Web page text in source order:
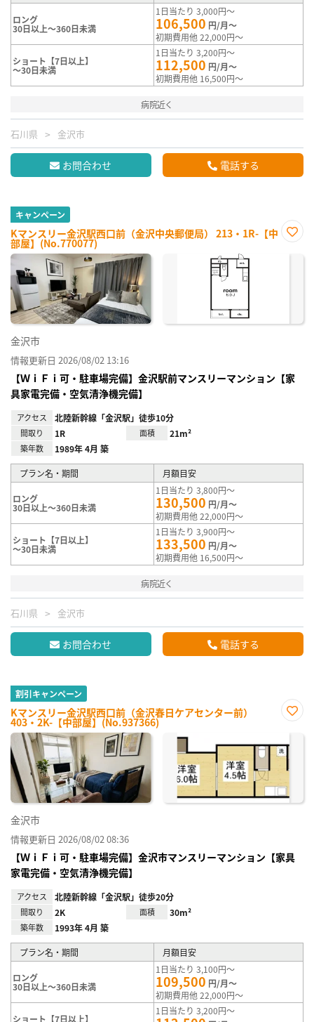
ロング
30日以上～360日未満
1日当たり 3,000円～
106,500 円/月～
初期費用他 22,000円～
ショート【7日以上】
～30日未満
1日当たり 3,200円～
112,500 円/月～
初期費用他 16,500円～
病院近く
石川県 金沢市
お問合わせ 電話する
キャンペーン
Kマンスリー金沢駅西口前（金沢中央郵便局） 213・1R-【中
部屋】(No.770077)
に入
金沢市
情報更新日 2026/08/02 13:16
【ＷｉＦｉ可・駐車場完備】金沢駅前マンスリーマンション【家
具家電完備・空気清浄機完備】
アクセス 北陸新幹線「金沢駅」徒歩10分
間取り 1R 面積 21m²
築年数 1989年 4月 築
プラン名・期間 月額目安
ロング
30日以上～360日未満
1日当たり 3,800円～
130,500 円/月～
初期費用他 22,000円～
ショート【7日以上】
～30日未満
1日当たり 3,900円～
133,500 円/月～
初期費用他 16,500円～
病院近く
石川県 金沢市
お問合わせ 電話する
割引キャンペーン
Kマンスリー金沢駅西口前（金沢春日ケアセンター前）
403・2K-【中部屋】(No.937366)
に入
り登
録
金沢市
情報更新日 2026/08/02 08:36
【ＷｉＦｉ可・駐車場完備】金沢市マンスリーマンション【家具
家電完備・空気清浄機完備】
アクセス 北陸新幹線「金沢駅」徒歩20分
間取り 2K 面積 30m²
築年数 1993年 4月 築
プラン名・期間 月額目安
ロング
30日以上～360日未満
1日当たり 3,100円～
109,500 円/月～
初期費用他 22,000円～
ショート【7日以上】
1日当たり 3,200円～